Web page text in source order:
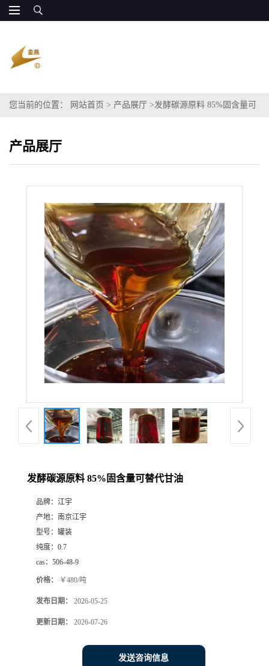
您当前的位置： 网站首页 > 产品展厅 >发酵碳源原料 85%固含量可
产品展厅
发酵碳源原料 85%固含量可替代甘油
品牌： 江宇
产地： 南京江宇
型号： 罐装
纯度： 0.7
cas： 506-48-9
价格： ￥480/吨
发布日期： 2026-05-25
更新日期： 2026-07-26
发送咨询信息